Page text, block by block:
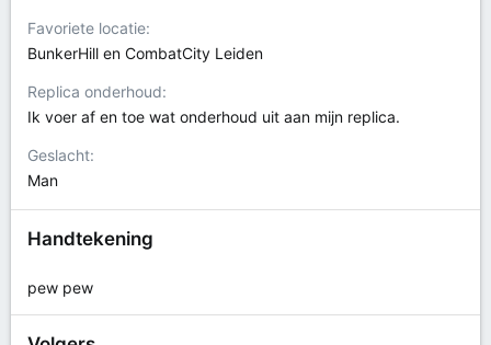
Favoriete locatie
BunkerHill en CombatCity Leiden
Replica onderhoud
Ik voer af en toe wat onderhoud uit aan mijn replica.
Geslacht
Man
Handtekening
pew pew